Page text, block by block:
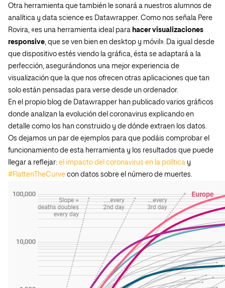
Otra herramienta que también le sonará a nuestros alumnos de
analítica y data science es Datawrapper. Como nos señala Pere
Rovira, «es una herramienta ideal para hacer visualizaciones
responsive, que se ven bien en desktop y móvil». Da igual desde
que dispositivo estés viendo la gráfica, ésta se adaptará a la
perfección, asegurándonos una mejor experiencia de
visualización que la que nos ofrecen otras aplicaciones que tan
solo están pensadas para verse desde un ordenador.
En el propio blog de Datawrapper han publicado varios gráficos
donde analizan la evolución del coronavirus explicando en
detalle como los han construido y de dónde extraen los datos.
Os dejamos un par de ejemplos para que podáis comprobar el
funcionamiento de esta herramienta y los resultados que puede
llegar a reflejar: el impacto del coronavirus en la política y
#FlattenTheCurve con datos sobre el número de muertes.